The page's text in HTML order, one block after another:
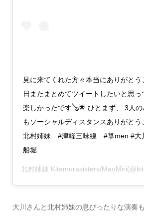
見に来てくれた方々本当にありがとう
日またまとめてツイートしたいと思っ
楽しかったです🪕🌟 ひとまず、 3人
もソーシャルディスタンスありがとう
北村姉妹 #津軽三味線 #箏men #大
船堀
北村姉妹 Kitamurasisters/MaoMiri
大川さんと北村姉妹の息ぴったりな演奏